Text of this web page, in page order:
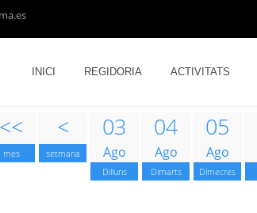
INICI REGIDORIA ACTIVITATS
<<
mes
<
setmana
03
Ago
Dilluns
04
Ago
Dimarts
05
Ago
Dimecres